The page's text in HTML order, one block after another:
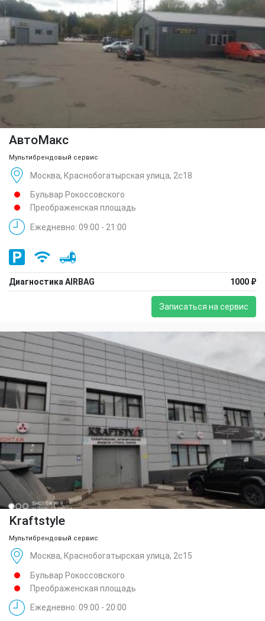
АвтоМакс
Мультибрендовый сервис
Москва, Краснобогатырская улица, 2с18
Бульвар Рокоссовского
Преображенская площадь
Ежедневно: 09:00 - 21:00
Диагностика AIRBAG 1000 ₽
Записаться на сервис
Kraftstyle
Мультибрендовый сервис
Москва, Краснобогатырская улица, 2с15
Бульвар Рокоссовского
Преображенская площадь
Ежедневно: 09:00 - 20:00